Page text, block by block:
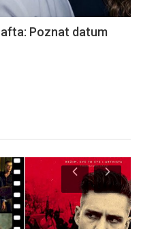
Poznat datum